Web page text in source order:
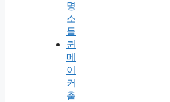
명
소
들
퀸
메
이
커
출